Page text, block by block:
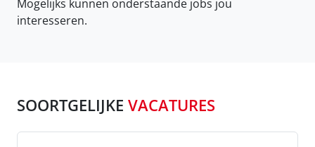
Mogelijks kunnen onderstaande jobs jou
interesseren.
SOORTGELIJKE VACATURES